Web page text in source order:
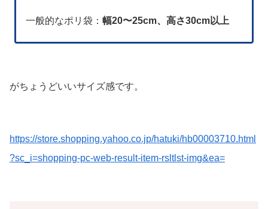
一般的なポリ袋：幅20〜25cm、高さ30cm以上
がちょうどいいサイズ感です。
https://store.shopping.yahoo.co.jp/hatuki/hb00003710.html
?sc_i=shopping-pc-web-result-item-rsltlst-img&ea=